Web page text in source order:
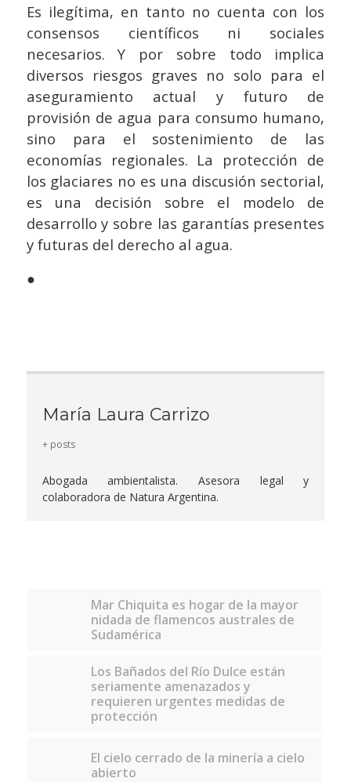
Es ilegítima, en tanto no cuenta con los
consensos científicos ni sociales
necesarios. Y por sobre todo implica
diversos riesgos graves no solo para el
aseguramiento actual y futuro de
provisión de agua para consumo humano,
sino para el sostenimiento de las
economías regionales. La protección de
los glaciares no es una discusión sectorial,
es una decisión sobre el modelo de
desarrollo y sobre las garantías presentes
y futuras del derecho al agua.
●
María Laura Carrizo
+ posts
Abogada ambientalista. Asesora legal y
colaboradora de Natura Argentina.
Mar Chiquita es hogar de la mayor
nidada de flamencos australes de
Sudamérica
Los Bañados del Río Dulce están
seriamente amenazados y
requieren urgentes medidas de
protección
El cielo cerrado de la minería a cielo
abierto